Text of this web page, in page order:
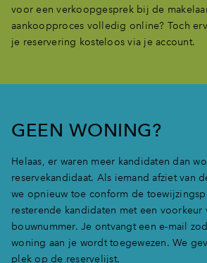
voor een verkoopgesprek bij de
aankoopproces volledig online? Toch
je reservering kosteloos via je account.
GEEN WONING?
Helaas, er waren meer kandidaten dan
reservekandidaat. Als iemand afziet van
we opnieuw toe conform de
resterende kandidaten met een
bouwnummer. Je ontvangt een e-mail
woning aan je wordt toegewezen. We
plek op de reservelijst.